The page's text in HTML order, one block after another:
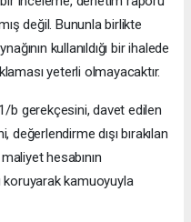
değil. Bununla birlikte
kullanıldığı bir ihalede
yeterli olmayacaktır.
b gerekçesini, davet edilen
dışı bırakılan
hesabının
koruyarak kamuoyuyla